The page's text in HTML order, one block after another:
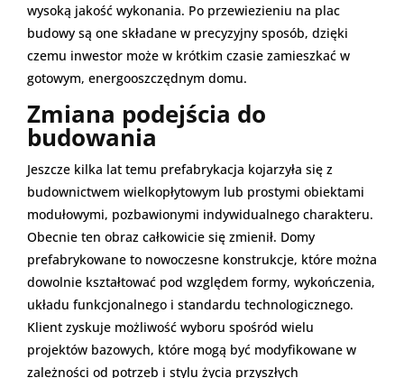
wysoką jakość wykonania. Po przewiezieniu na plac
budowy są one składane w precyzyjny sposób, dzięki
czemu inwestor może w krótkim czasie zamieszkać w
gotowym, energooszczędnym domu.
Zmiana podejścia do
budowania
Jeszcze kilka lat temu prefabrykacja kojarzyła się z
budownictwem wielkopłytowym lub prostymi obiektami
modułowymi, pozbawionymi indywidualnego charakteru.
Obecnie ten obraz całkowicie się zmienił. Domy
prefabrykowane to nowoczesne konstrukcje, które można
dowolnie kształtować pod względem formy, wykończenia,
układu funkcjonalnego i standardu technologicznego.
Klient zyskuje możliwość wyboru spośród wielu
projektów bazowych, które mogą być modyfikowane w
zależności od potrzeb i stylu życia przyszłych